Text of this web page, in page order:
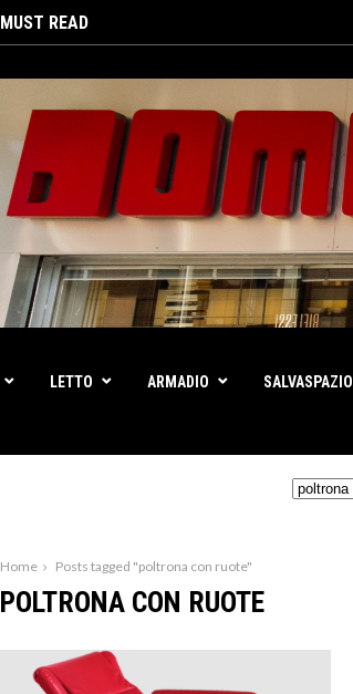
MUST READ
LETTO ARMADIO SALVASPAZIO
Home Posts tagged "poltrona con ruote"
POLTRONA CON RUOTE